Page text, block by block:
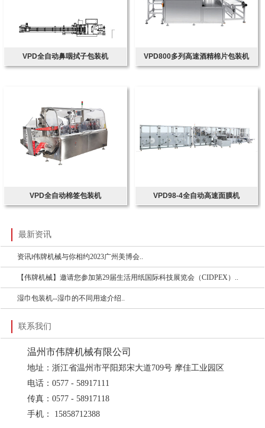
VPD全自动鼻咽拭子包装机 VPD800多列高速酒精棉片包装机
VPD全自动棉签包装机 VPD98-4全自动高速面膜机
最新资讯
资讯‖伟牌机械与你相约2023广州美博会..
【伟牌机械】邀请您参加第29届生活用纸国际科技展览会（CIDPEX）..
湿巾包装机--湿巾的不同用途介绍..
联系我们
温州市伟牌机械有限公司
地址：浙江省温州市平阳郑宋大道709号 摩佳工业园区
电话：0577 - 58917111
传真：0577 - 58917118
手机： 15858712388